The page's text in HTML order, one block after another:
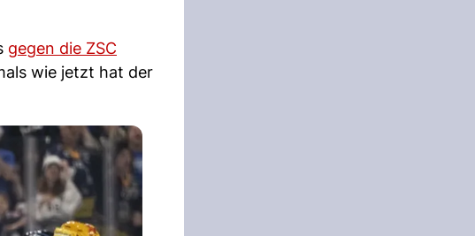
gegen die ZSC
wie jetzt hat der